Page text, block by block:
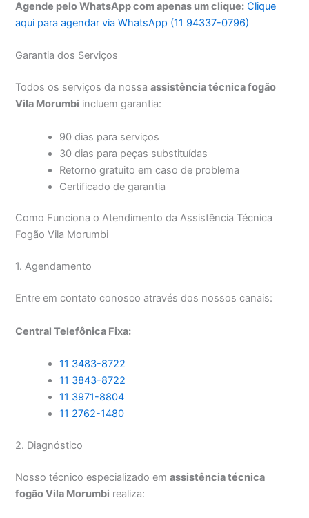
Agende pelo WhatsApp com apenas um clique: Clique
aqui para agendar via WhatsApp (11 94337-0796)
Garantia dos Serviços
Todos os serviços da nossaassistência técnica fogão
Vila Morumbi incluem garantia:
90 dias para serviços
30 dias para peças substituídas
Retorno gratuito em caso de problema
Certificado de garantia
Como Funciona o Atendimento da Assistência Técnica
Fogão Vila Morumbi
1. Agendamento
Entre em contato conosco através dos nossos canais:
Central Telefônica Fixa:
11 3483-8722
11 3843-8722
11 3971-8804
11 2762-1480
2. Diagnóstico
Nosso técnico especializado emassistência técnica
fogão Vila Morumbi realiza: